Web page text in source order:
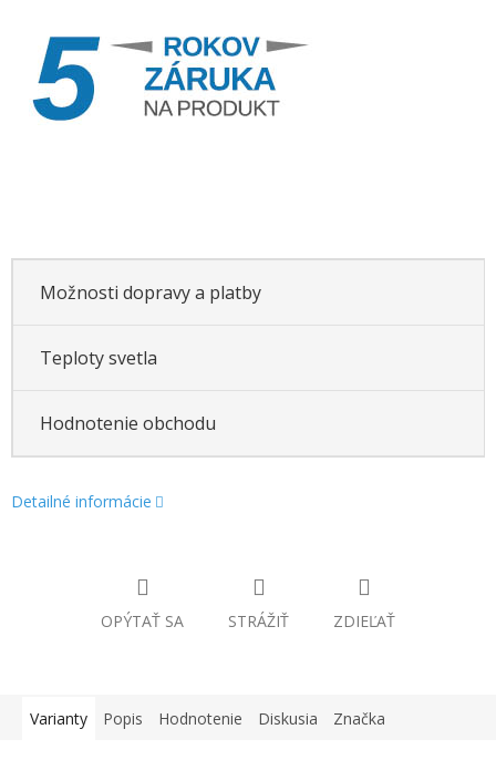
Možnosti dopravy a platby
Teploty svetla
Hodnotenie obchodu
Detailné informácie
OPÝTAŤ SA STRÁŽIŤ ZDIEĽAŤ
Varianty Popis Hodnotenie Diskusia Značka